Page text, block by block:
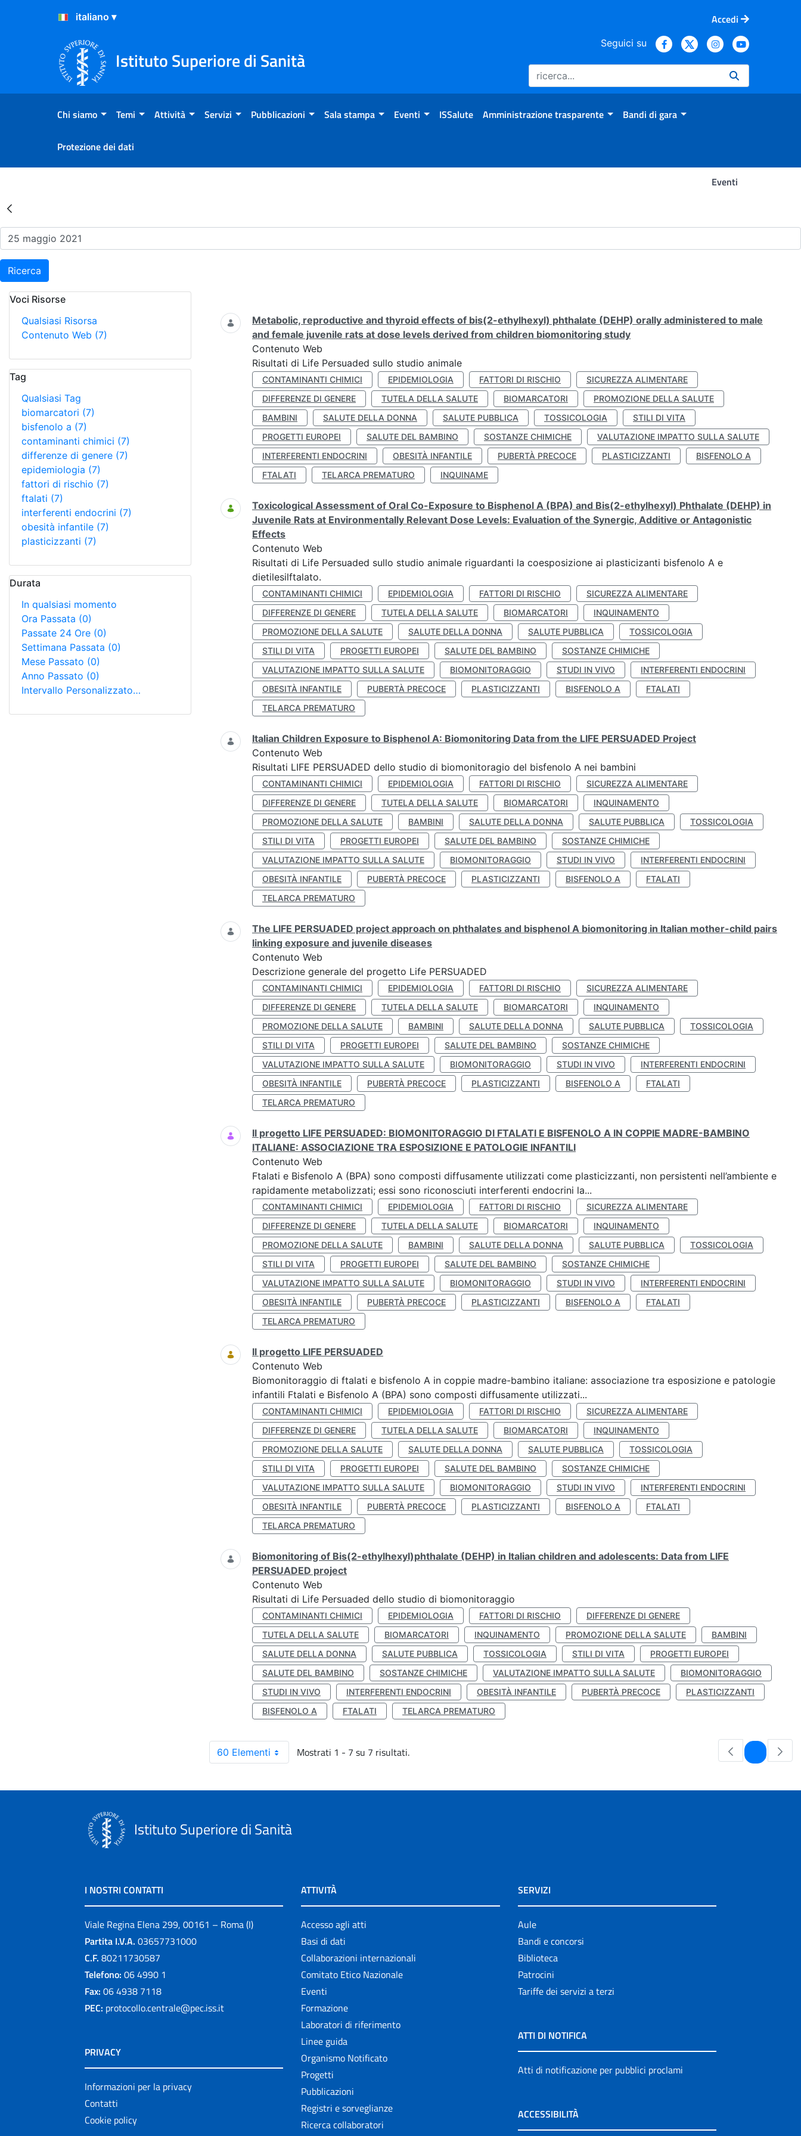
Salta al Contenuto
Salta al Footer
Accedi
Istituto Superiore di Sanità
Seguici su
Chi siamo Temi Attività Servizi Pubblicazioni Sala stampa Eventi ISSalute Amministrazione trasparente Bandi di gara
Protezione dei dati
Eventi
Risultati della Ricerca - Eventi
Ricerca
Voci Risorse
Qualsiasi Risorsa
Contenuto Web (7)
Tag
Qualsiasi Tag
biomarcatori (7)
bisfenolo a (7)
contaminanti chimici (7)
differenze di genere (7)
epidemiologia (7)
fattori di rischio (7)
ftalati (7)
interferenti endocrini (7)
obesità infantile (7)
plasticizzanti (7)
Durata
In qualsiasi momento
Ora Passata (0)
Passate 24 Ore (0)
Settimana Passata (0)
Mese Passato (0)
Anno Passato (0)
Intervallo Personalizzato…
Ricerca
Metabolic, reproductive and thyroid effects of bis(2-ethylhexyl) phthalate (DEHP) orally administered to male
and female juvenile rats at dose levels derived from children biomonitoring study
Contenuto Web
Risultati di Life Persuaded sullo studio animale
CONTAMINANTI CHIMICI EPIDEMIOLOGIA FATTORI DI RISCHIO
SICUREZZA ALIMENTARE
DIFFERENZE DI GENERE
TUTELA DELLA SALUTE BIOMARCATORI
PROMOZIONE DELLA SALUTE
BAMBINI
SALUTE DELLA DONNA SALUTE PUBBLICA TOSSICOLOGIA
STILI DI VITA
PROGETTI EUROPEI
SALUTE DEL BAMBINO SOSTANZE CHIMICHE
VALUTAZIONE IMPATTO SULLA SALUTE
INTERFERENTI ENDOCRINI
OBESITÀ INFANTILE PUBERTÀ PRECOCE PLASTICIZZANTI
BISFENOLO A
FTALATI
TELARCA PREMATURO INQUINAME
Toxicological Assessment of Oral Co-Exposure to Bisphenol A (BPA) and Bis(2-ethylhexyl) Phthalate (DEHP) in
Juvenile Rats at Environmentally Relevant Dose Levels: Evaluation of the Synergic, Additive or Antagonistic
Effects
Contenuto Web
Risultati di Life Persuaded sullo studio animale riguardanti la coesposizione ai plasticizanti bisfenolo A e
dietilesilftalato.
CONTAMINANTI CHIMICI EPIDEMIOLOGIA FATTORI DI RISCHIO
SICUREZZA ALIMENTARE
DIFFERENZE DI GENERE
TUTELA DELLA SALUTE BIOMARCATORI
INQUINAMENTO
PROMOZIONE DELLA SALUTE
SALUTE DELLA DONNA SALUTE PUBBLICA
TOSSICOLOGIA
STILI DI VITA
PROGETTI EUROPEI SALUTE DEL BAMBINO
SOSTANZE CHIMICHE
VALUTAZIONE IMPATTO SULLA SALUTE
BIOMONITORAGGIO STUDI IN VIVO
INTERFERENTI ENDOCRINI
OBESITÀ INFANTILE
PUBERTÀ PRECOCE PLASTICIZZANTI BISFENOLO A
FTALATI
TELARCA PREMATURO
Italian Children Exposure to Bisphenol A: Biomonitoring Data from the LIFE PERSUADED Project
Contenuto Web
Risultati LIFE PERSUADED dello studio di biomonitoragio del bisfenolo A nei bambini
CONTAMINANTI CHIMICI EPIDEMIOLOGIA FATTORI DI RISCHIO
SICUREZZA ALIMENTARE
DIFFERENZE DI GENERE
TUTELA DELLA SALUTE BIOMARCATORI
INQUINAMENTO
PROMOZIONE DELLA SALUTE
BAMBINI SALUTE DELLA DONNA SALUTE PUBBLICA
TOSSICOLOGIA
STILI DI VITA
PROGETTI EUROPEI SALUTE DEL BAMBINO
SOSTANZE CHIMICHE
VALUTAZIONE IMPATTO SULLA SALUTE
BIOMONITORAGGIO STUDI IN VIVO
INTERFERENTI ENDOCRINI
OBESITÀ INFANTILE
PUBERTÀ PRECOCE PLASTICIZZANTI BISFENOLO A
FTALATI
TELARCA PREMATURO
The LIFE PERSUADED project approach on phthalates and bisphenol A biomonitoring in Italian mother-child pairs
linking exposure and juvenile diseases
Contenuto Web
Descrizione generale del progetto Life PERSUADED
CONTAMINANTI CHIMICI EPIDEMIOLOGIA FATTORI DI RISCHIO
SICUREZZA ALIMENTARE
DIFFERENZE DI GENERE
TUTELA DELLA SALUTE BIOMARCATORI
INQUINAMENTO
PROMOZIONE DELLA SALUTE
BAMBINI SALUTE DELLA DONNA SALUTE PUBBLICA
TOSSICOLOGIA
STILI DI VITA
PROGETTI EUROPEI SALUTE DEL BAMBINO
SOSTANZE CHIMICHE
VALUTAZIONE IMPATTO SULLA SALUTE
BIOMONITORAGGIO STUDI IN VIVO
INTERFERENTI ENDOCRINI
OBESITÀ INFANTILE
PUBERTÀ PRECOCE PLASTICIZZANTI BISFENOLO A
FTALATI
TELARCA PREMATURO
Il progetto LIFE PERSUADED: BIOMONITORAGGIO DI FTALATI E BISFENOLO A IN COPPIE MADRE-BAMBINO
ITALIANE: ASSOCIAZIONE TRA ESPOSIZIONE E PATOLOGIE INFANTILI
Contenuto Web
Ftalati e Bisfenolo A (BPA) sono composti diffusamente utilizzati come plasticizzanti, non persistenti nell’ambiente e
rapidamente metabolizzati; essi sono riconosciuti interferenti endocrini la...
CONTAMINANTI CHIMICI EPIDEMIOLOGIA FATTORI DI RISCHIO
SICUREZZA ALIMENTARE
DIFFERENZE DI GENERE
TUTELA DELLA SALUTE BIOMARCATORI
INQUINAMENTO
PROMOZIONE DELLA SALUTE
BAMBINI SALUTE DELLA DONNA SALUTE PUBBLICA
TOSSICOLOGIA
STILI DI VITA
PROGETTI EUROPEI SALUTE DEL BAMBINO
SOSTANZE CHIMICHE
VALUTAZIONE IMPATTO SULLA SALUTE
BIOMONITORAGGIO STUDI IN VIVO
INTERFERENTI ENDOCRINI
OBESITÀ INFANTILE
PUBERTÀ PRECOCE PLASTICIZZANTI BISFENOLO A
FTALATI
TELARCA PREMATURO
Il progetto LIFE PERSUADED
Contenuto Web
Biomonitoraggio di ftalati e bisfenolo A in coppie madre-bambino italiane: associazione tra esposizione e patologie
infantili Ftalati e Bisfenolo A (BPA) sono composti diffusamente utilizzati...
CONTAMINANTI CHIMICI EPIDEMIOLOGIA FATTORI DI RISCHIO
SICUREZZA ALIMENTARE
DIFFERENZE DI GENERE
TUTELA DELLA SALUTE BIOMARCATORI
INQUINAMENTO
PROMOZIONE DELLA SALUTE
SALUTE DELLA DONNA SALUTE PUBBLICA
TOSSICOLOGIA
STILI DI VITA
PROGETTI EUROPEI SALUTE DEL BAMBINO
SOSTANZE CHIMICHE
VALUTAZIONE IMPATTO SULLA SALUTE
BIOMONITORAGGIO STUDI IN VIVO
INTERFERENTI ENDOCRINI
OBESITÀ INFANTILE
PUBERTÀ PRECOCE PLASTICIZZANTI BISFENOLO A
FTALATI
TELARCA PREMATURO
Biomonitoring of Bis(2-ethylhexyl)phthalate (DEHP) in Italian children and adolescents: Data from LIFE
PERSUADED project
Contenuto Web
Risultati di Life Persuaded dello studio di biomonitoraggio
CONTAMINANTI CHIMICI EPIDEMIOLOGIA FATTORI DI RISCHIO
DIFFERENZE DI GENERE
TUTELA DELLA SALUTE
BIOMARCATORI INQUINAMENTO PROMOZIONE DELLA SALUTE
BAMBINI
SALUTE DELLA DONNA
SALUTE PUBBLICA TOSSICOLOGIA STILI DI VITA
PROGETTI EUROPEI
SALUTE DEL BAMBINO
SOSTANZE CHIMICHE VALUTAZIONE IMPATTO SULLA SALUTE
BIOMONITORAGGIO
STUDI IN VIVO
INTERFERENTI ENDOCRINI OBESITÀ INFANTILE PUBERTÀ PRECOCE
PLASTICIZZANTI
BISFENOLO A
FTALATI TELARCA PREMATURO
60 Elementi Mostrati 1 - 7 su 7 risultati. Pagina
Istituto Superiore di Sanità
I NOSTRI CONTATTI
Viale Regina Elena 299, 00161 – Roma (I)
Partita I.V.A. 03657731000
C.F. 80211730587
Telefono: 06 4990 1
Fax: 06 4938 7118
PEC: protocollo.centrale@pec.iss.it
PRIVACY
Informazioni per la privacy
Contatti
Cookie policy
ATTIVITÀ
Accesso agli atti
Basi di dati
Collaborazioni internazionali
Comitato Etico Nazionale
Eventi
Formazione
Laboratori di riferimento
Linee guida
Organismo Notificato
Progetti
Pubblicazioni
Registri e sorveglianze
Ricerca collaboratori
SERVIZI
Aule
Bandi e concorsi
Biblioteca
Patrocini
Tariffe dei servizi a terzi
ATTI DI NOTIFICA
Atti di notificazione per pubblici proclami
ACCESSIBILITÀ